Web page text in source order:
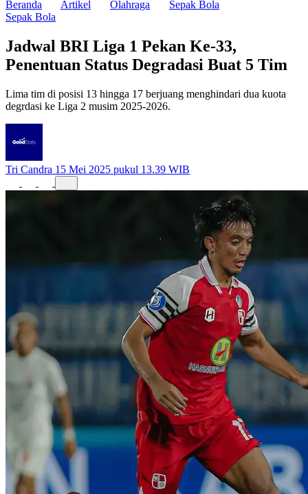
Beranda Artikel Olahraga
Sepak Bola
Sepak Bola
Jadwal BRI Liga 1 Pekan Ke-33,
Penentuan Status Degradasi Buat 5 Tim
Lima tim di posisi 13 hingga 17 berjuang menghindari dua kuota
degrdasi ke Liga 2 musim 2025-2026.
Tri Candra 15 Mei 2025 pukul 13.39 WIB